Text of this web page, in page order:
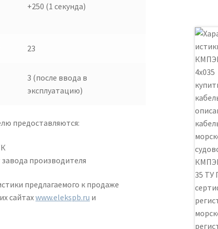
+250 (1 секунда)
23
3 (после ввода в
эксплуатацию)
предоставляются:
производителя
предлагаемого к продаже
сайтахwww.elekspb.ru и